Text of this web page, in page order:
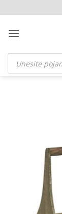
to
content
Products
search